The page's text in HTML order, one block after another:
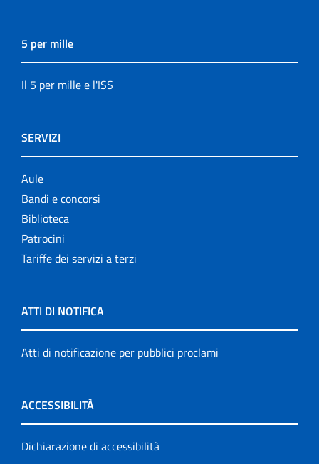
5 per mille
Il 5 per mille e l'ISS
SERVIZI
Aule
Bandi e concorsi
Biblioteca
Patrocini
Tariffe dei servizi a terzi
ATTI DI NOTIFICA
Atti di notificazione per pubblici proclami
ACCESSIBILITÀ
Dichiarazione di accessibilità